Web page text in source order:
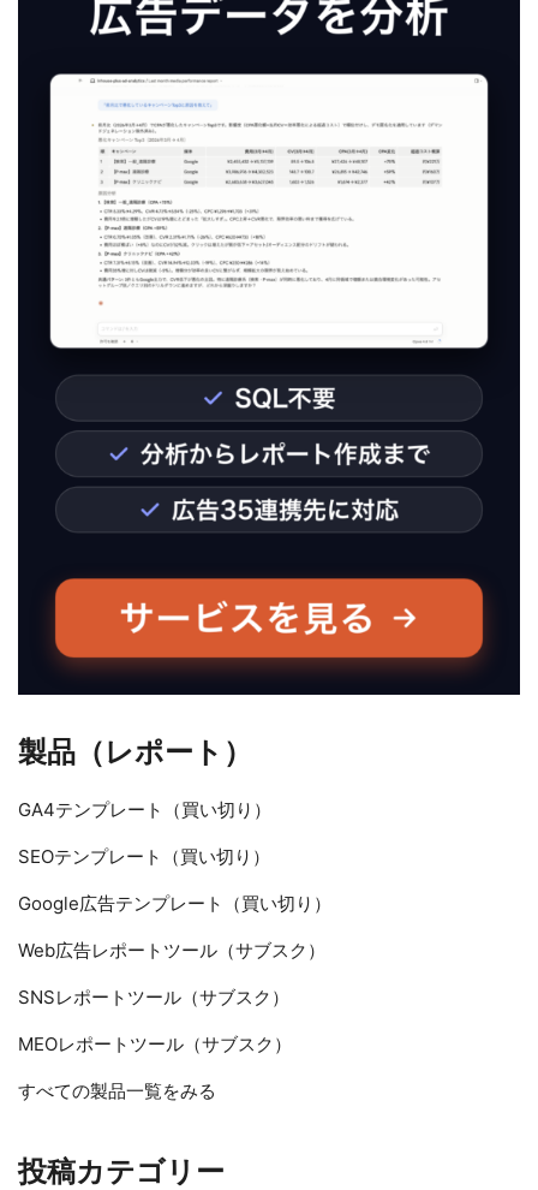
製品（レポート）
GA4テンプレート（買い切り）
SEOテンプレート（買い切り）
Google広告テンプレート（買い切り）
Web広告レポートツール（サブスク）
SNSレポートツール（サブスク）
MEOレポートツール（サブスク）
すべての製品一覧をみる
投稿カテゴリー